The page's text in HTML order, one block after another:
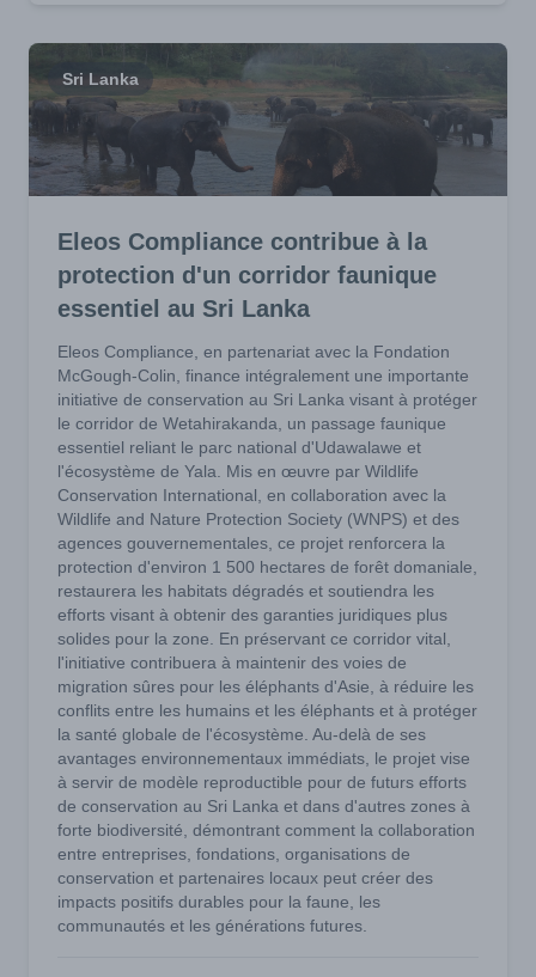
Sri Lanka
Eleos Compliance contribue à la
protection d'un corridor faunique
essentiel au Sri Lanka
Eleos Compliance, en partenariat avec la Fondation
McGough-Colin, finance intégralement une importante
initiative de conservation au Sri Lanka visant à protéger
le corridor de Wetahirakanda, un passage faunique
essentiel reliant le parc national d'Udawalawe et
l'écosystème de Yala. Mis en œuvre par Wildlife
Conservation International, en collaboration avec la
Wildlife and Nature Protection Society (WNPS) et des
agences gouvernementales, ce projet renforcera la
protection d'environ 1 500 hectares de forêt domaniale,
restaurera les habitats dégradés et soutiendra les
efforts visant à obtenir des garanties juridiques plus
solides pour la zone. En préservant ce corridor vital,
l'initiative contribuera à maintenir des voies de
migration sûres pour les éléphants d'Asie, à réduire les
conflits entre les humains et les éléphants et à protéger
la santé globale de l'écosystème. Au-delà de ses
avantages environnementaux immédiats, le projet vise
à servir de modèle reproductible pour de futurs efforts
de conservation au Sri Lanka et dans d'autres zones à
forte biodiversité, démontrant comment la collaboration
entre entreprises, fondations, organisations de
conservation et partenaires locaux peut créer des
impacts positifs durables pour la faune, les
communautés et les générations futures.